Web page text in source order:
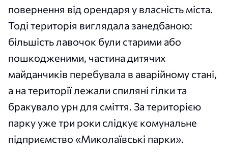
повернення від орендаря у власність міста.
Тоді територія виглядала занедбаною:
більшість лавочок були старими або
пошкодженими, частина дитячих
майданчиків перебувала в аварійному стані,
а на території лежали спиляні гілки та
бракувало урн для сміття. За територією
парку уже три роки слідкує комунальне
підприємство «Миколаївські парки».